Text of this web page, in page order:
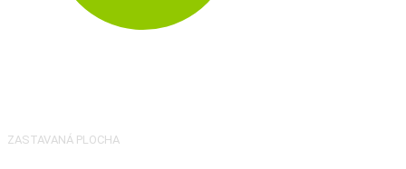
ZASTAVANÁ PLOCHA